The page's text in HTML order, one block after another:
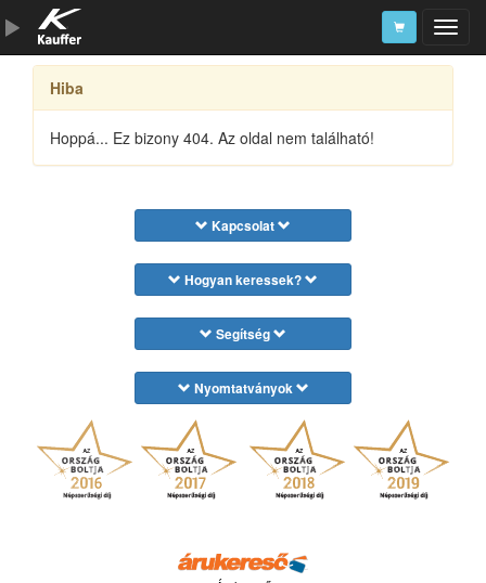
Szerszámkatalógus
Kosár
Alkatrészek
Hiba
Hoppá... Ez bizony 404. Az oldal nem található!
Kapcsolat
Hogyan keressek?
Segítség
Nyomtatványok